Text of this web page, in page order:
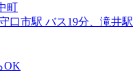
町
口市駅 バス19分、滝井駅
OK